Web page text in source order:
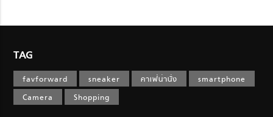
TAG
favforward sneaker คาเฟ่น่านั่ง
smartphone
Camera
Shopping